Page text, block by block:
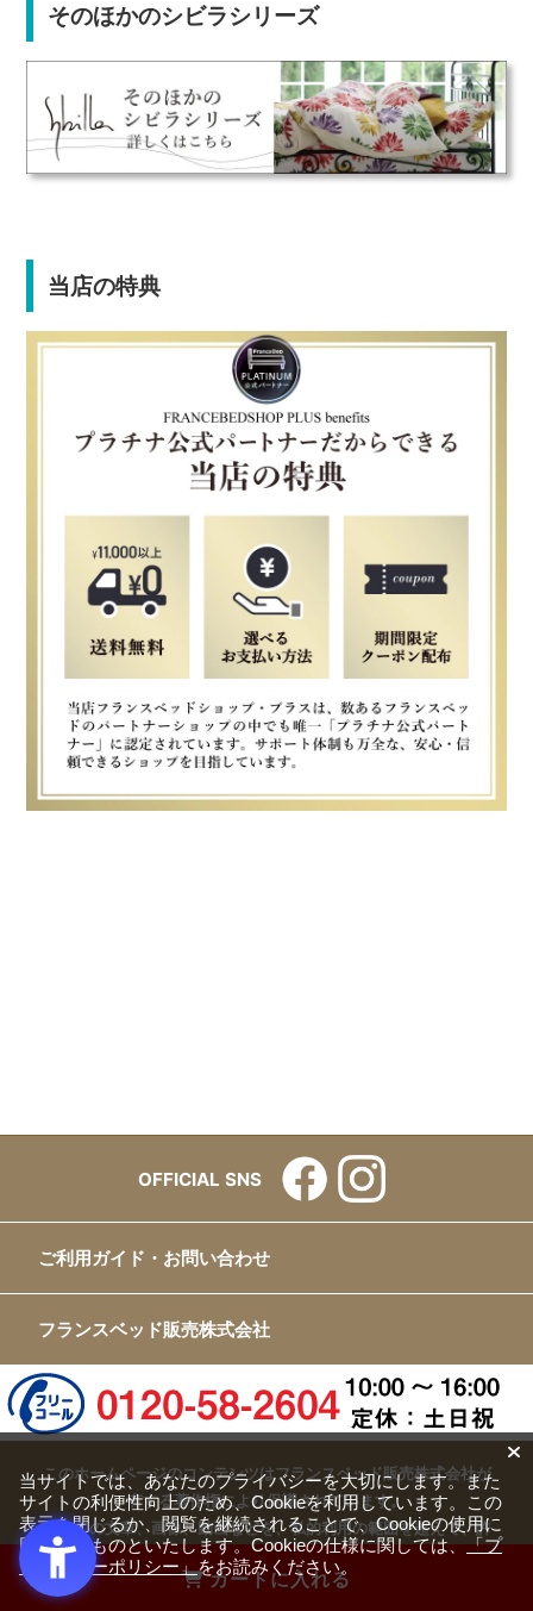
カートに入れる
そのほかのシビラシリーズ
当店の特典
OFFICIAL SNS
ご利用ガイド・お問い合わせ
フランスベッド販売株式会社
このホームページのコンテンツはフランスベッド販売株式会社が
有する著作権により保護されています。
すべての文章、画像、動画などを、私的利用の範囲を超えて、許
可なく複製、改変、転載することは禁じられています。
Copyright(c) FRANCEBED Sales Co., ltd. All Rights Reserved.
当サイトでは、あなたのプライバシーを大切にします。また
サイトの利便性向上のため、Cookieを利用しています。この
表示を閉じるか、閲覧を継続されることで、Cookieの使用に
同意するものといたします。Cookieの仕様に関しては、「プ
ライバシーポリシー」をお読みください。